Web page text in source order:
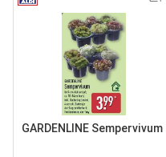
GARDENLINE Sempervivum